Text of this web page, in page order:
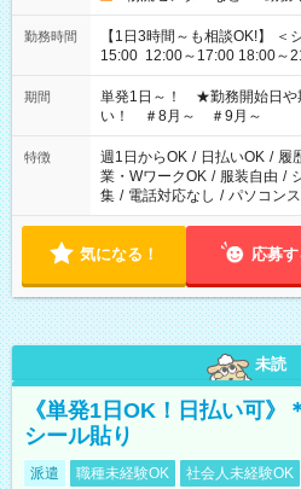
勤務時間
【1日3時間～も相談OK!】 ＜シフト例＞ 9:00～12:00 10:00～
15:00 12:00～17:00 18:00～21:00 など こちら
お気軽にご相談ください！
期間
単発1日～！ ★勤務開始日や
い！ ＃8月～ ＃9月～
特徴 週1日からOK / 日払いOK / 履
業・WワークOK / 服装自由 /
集 / 電話対応なし / パソコン
気になる！ 応募す
未読
《単発1日OK！日払い可》
シール貼り
派遣 職種未経験OK 社会人未経験OK